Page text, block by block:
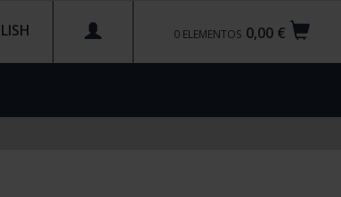
0,00 €
0 ELEMENTOS